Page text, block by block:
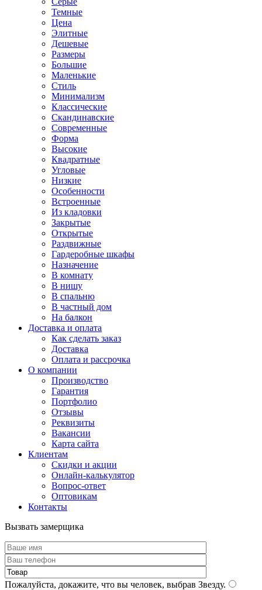
Темные
Цена
Элитные
Дешевые
Размеры
Большие
Маленькие
Стиль
Минимализм
Классические
Скандинавские
Современные
Форма
Высокие
Квадратные
Угловые
Низкие
Особенности
Встроенные
Из кладовки
Закрытые
Открытые
Раздвижные
Гардеробные шкафы
Назначение
В комнату
В нишу
В спальню
В частный дом
На балкон
Доставка и оплата
Как сделать заказ
Доставка
Оплата и рассрочка
О компании
Производство
Гарантия
Портфолио
Отзывы
Реквизиты
Вакансии
Карта сайта
Клиентам
Скидки и акции
Онлайн-калькулятор
Вопрос-ответ
Оптовикам
Контакты
Вызвать замерщика
Пожалуйста, докажите, что вы человек, выбрав Звезду.